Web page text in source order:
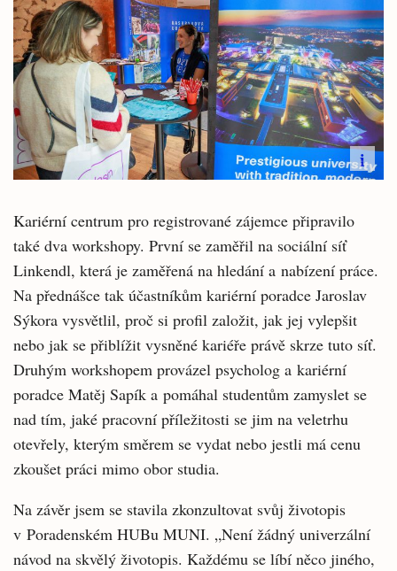
i
Kariérní centrum pro registrované zájemce připravilo
také dva workshopy. První se zaměřil na sociální síť
Linkendl, která je zaměřená na hledání a nabízení práce.
Na přednášce tak účastníkům kariérní poradce Jaroslav
Sýkora vysvětlil, proč si profil založit, jak jej vylepšit
nebo jak se přiblížit vysněné kariéře právě skrze tuto síť.
Druhým workshopem provázel psycholog a kariérní
poradce Matěj Sapík a pomáhal studentům zamyslet se
nad tím, jaké pracovní příležitosti se jim na veletrhu
otevřely, kterým směrem se vydat nebo jestli má cenu
zkoušet práci mimo obor studia.
Na závěr jsem se stavila zkonzultovat svůj životopis
v Poradenském HUBu MUNI. „Není žádný univerzální
návod na skvělý životopis. Každému se líbí něco jiného,